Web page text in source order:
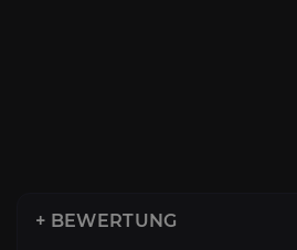
+ BEWERTUNG